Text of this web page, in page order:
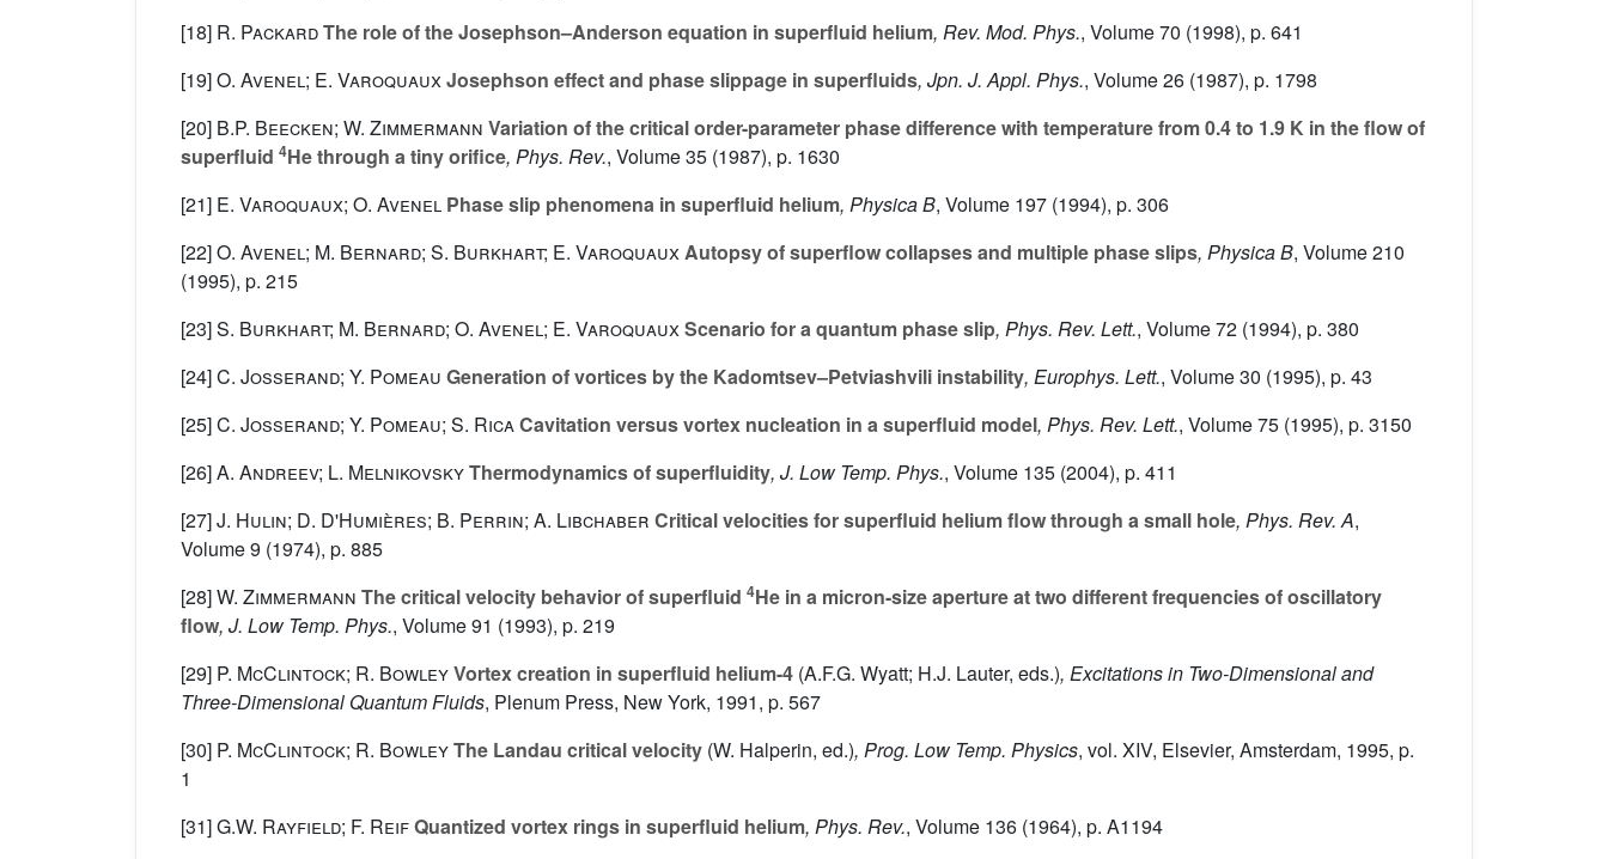
[18] R. PackardThe role of the Josephson–Anderson equation in superfluid helium, Rev. Mod. Phys., Volume 70 (1998), p. 641
[19]O. Avenel; E. VaroquauxJosephson effect and phase slippage in superfluids, Jpn. J. Appl. Phys., Volume 26 (1987), p. 1798
[20] B.P. Beecken; W. Zimmermann Variation of the critical order-parameter phase difference with temperature from 0.4 to 1.9 K in the flow of
superfluid 4He through a tiny orifice, Phys. Rev., Volume 35 (1987), p. 1630
[21] E. Varoquaux; O. Avenel Phase slip phenomena in superfluid helium, Physica B, Volume 197 (1994), p. 306
[22]O. Avenel; M. Bernard; S. Burkhart; E. VaroquauxAutopsy of superflow collapses and multiple phase slips, Physica B, Volume 210
(1995), p. 215
[23]S. Burkhart; M. Bernard; O. Avenel; E. VaroquauxScenario for a quantum phase slip, Phys. Rev. Lett., Volume 72 (1994), p. 380
[24]C. Josserand; Y. Pomeau Generation of vortices by the Kadomtsev–Petviashvili instability, Europhys. Lett., Volume 30 (1995), p. 43
[25]C. Josserand; Y. Pomeau; S. RicaCavitation versus vortex nucleation in a superfluid model, Phys. Rev. Lett., Volume 75 (1995), p. 3150
[26]A. Andreev; L. MelnikovskyThermodynamics of superfluidity, J. Low Temp. Phys., Volume 135 (2004), p. 411
[27]J. Hulin; D. D'Humières; B. Perrin; A. Libchaber Critical velocities for superfluid helium flow through a small hole, Phys. Rev. A,
Volume 9 (1974), p. 885
[28]W. Zimmermann The critical velocity behavior of superfluid 4He in a micron-size aperture at two different frequencies of oscillatory
flow, J. Low Temp. Phys., Volume 91 (1993), p. 219
[29] P. McClintock; R. BowleyVortex creation in superfluid helium-4 (A.F.G. Wyatt; H.J. Lauter, eds.), Excitations in Two-Dimensional and
Three-Dimensional Quantum Fluids, Plenum Press, New York, 1991, p. 567
[30] P. McClintock; R. BowleyThe Landau critical velocity (W. Halperin, ed.), Prog. Low Temp. Physics, vol. XIV, Elsevier, Amsterdam, 1995, p.
1
[31]G.W. Rayfield; F. ReifQuantized vortex rings in superfluid helium, Phys. Rev., Volume 136 (1964), p. A1194